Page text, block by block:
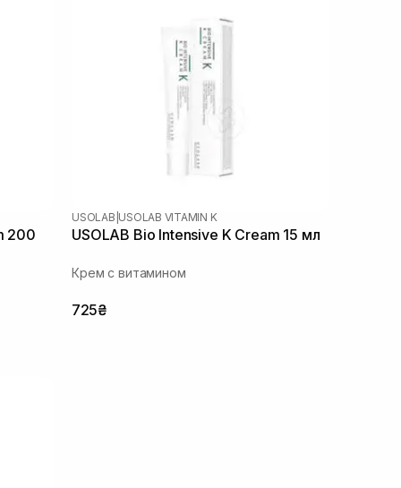
200
USOLAB USOLAB VITAMIN K
USOLAB Bio Intensive K Cream 15 мл
Крем с витамином
725₴